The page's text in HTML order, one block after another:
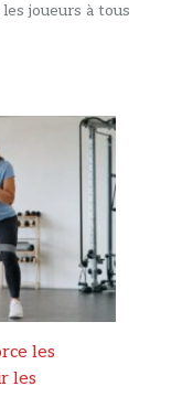
joueurs à tous
les
les